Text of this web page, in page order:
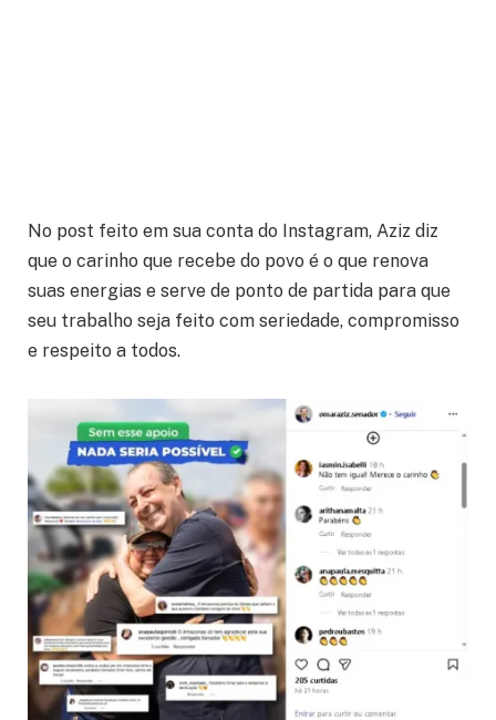
No post feito em sua conta do Instagram, Aziz diz
que o carinho que recebe do povo é o que renova
suas energias e serve de ponto de partida para que
seu trabalho seja feito com seriedade, compromisso
e respeito a todos.